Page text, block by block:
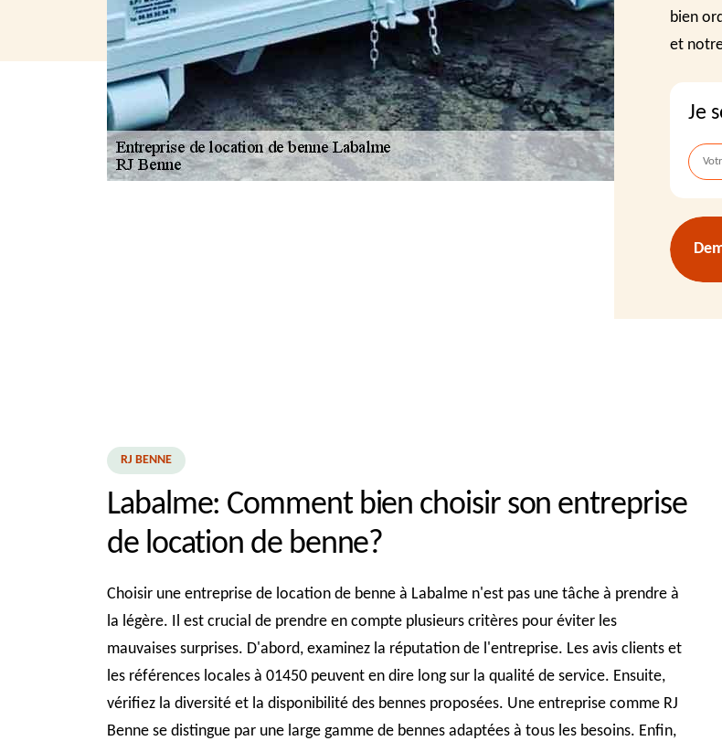
bien
et
Je
RJ BENNE
Labalme: Comment bien choisir son entreprise
de location de benne?
Choisir une entreprise de location de benne à Labalme n'est pas une tâche à prendre à
la légère. Il est crucial de prendre en compte plusieurs critères pour éviter les
mauvaises surprises. D'abord, examinez la réputation de l'entreprise. Les avis clients et
les références locales à 01450 peuvent en dire long sur la qualité de service. Ensuite,
vérifiez la diversité et la disponibilité des bennes proposées. Une entreprise comme RJ
Benne se distingue par une large gamme de bennes adaptées à tous les besoins. Enfin,